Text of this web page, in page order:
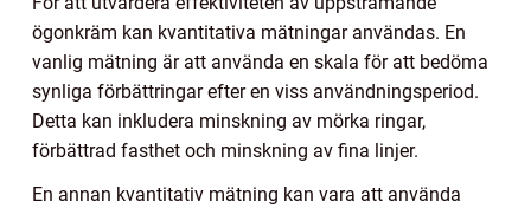
ögonkräm kan kvantitativa mätningar användas. En
vanlig mätning är att använda en skala för att bedöma
synliga förbättringar efter en viss användningsperiod.
Detta kan inkludera minskning av mörka ringar,
förbättrad fasthet och minskning av fina linjer.
En annan kvantitativ mätning kan vara att använda